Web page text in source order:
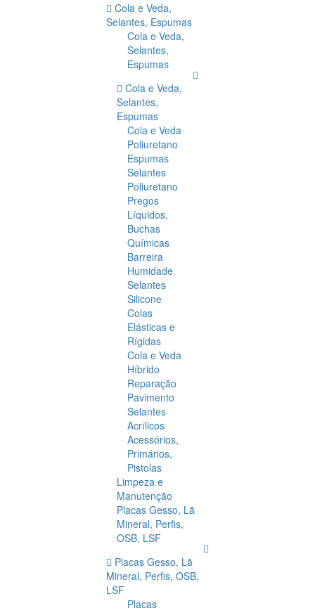
Cola e Veda,
Selantes, Espumas
Cola e Veda,
Selantes,
Espumas
Cola e Veda,
Selantes,
Espumas
Cola e Veda
Poliuretano
Espumas
Selantes
Poliuretano
Pregos
Líquidos,
Buchas
Químicas
Barreira
Humidade
Selantes
Silicone
Colas
Elásticas e
Rígidas
Cola e Veda
Híbrido
Reparação
Pavimento
Selantes
Acrílicos
Acessórios,
Primários,
Pistolas
Limpeza e
Manutenção
Placas Gesso, Lã
Mineral, Perfis,
OSB, LSF
Placas Gesso, Lã
Mineral, Perfis, OSB,
LSF
Placas